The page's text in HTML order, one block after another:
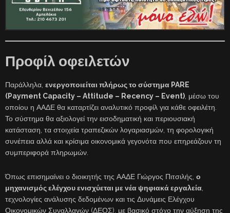
Προφίλ οφειλετών
Παράλληλα, ενεργοποιείται πλήρως το σύστημα PARE
(Payment Capacity – Attitude – Recency – Event) , μέσω του
οποίου η ΑΑΔΕ θα καταρτίζει αναλυτικό προφίλ για κάθε οφειλέτη.
Το σύστημα θα αξιολογεί την εισοδηματική και περιουσιακή
κατάσταση, τα στοιχεία τραπεζικών λογαριασμών, τη φορολογική
συνέπεια αλλά και κρίσιμα οικονομικά γεγονότα που επηρεάζουν τη
συμπεριφορά πληρωμών.
Όπως επισημαίνει ο διοικητής της ΑΑΔΕ Γιώργος Πιτσιλής, ο
μηχανισμός ελέγχου ενισχύεται με νέα ψηφιακά εργαλεία
τεχνολογίες ανάλυσης δεδομένων και τις Δυνάμεις Ελέγχου
Οικονομικών Συναλλαγών (ΔΕΟΣ), με βασικό στόχο την αύξηση της